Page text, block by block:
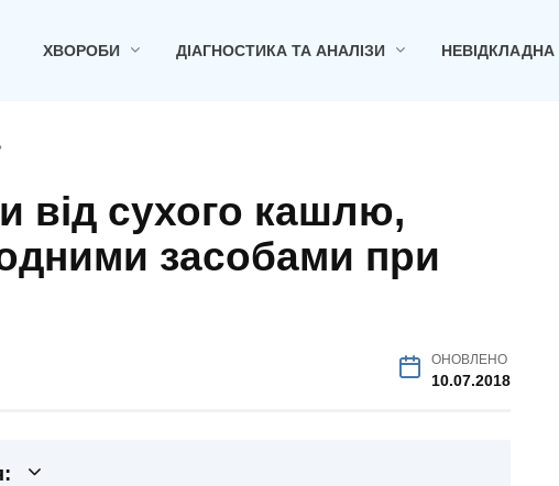
ХВОРОБИ ДІАГНОСТИКА ТА АНАЛІЗИ
від сухого кашлю,
засобами при
ОНОВЛЕНО
10.07.2018